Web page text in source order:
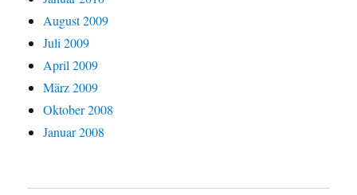
August 2009
Juli 2009
April 2009
März 2009
Oktober 2008
Januar 2008